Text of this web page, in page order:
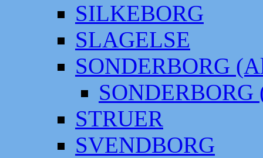
SILKEBORG
SLAGELSE
SONDERBORG
SONDERBORG
STRUER
SVENDBORG